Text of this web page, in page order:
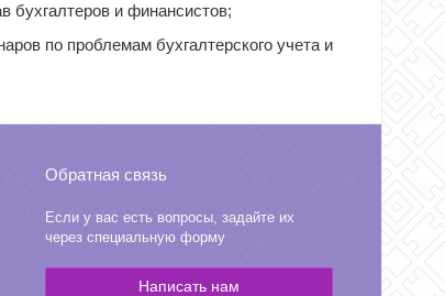
бухгалтеров и финансистов;
по проблемам бухгалтерского учета и
Обратная связь
Если у вас есть вопросы, задайте их
через специальную форму
Написать нам